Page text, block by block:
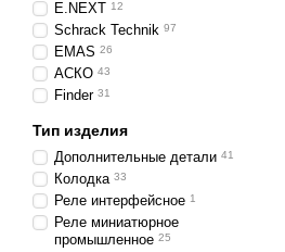
E.NEXT 12
Schrack Technik 97
EMAS 26
АСКО 43
Finder 31
Тип изделия
Дополнительные детали 41
Колодка 33
Реле интерфейсное 1
Реле миниатюрное
промышленное 25